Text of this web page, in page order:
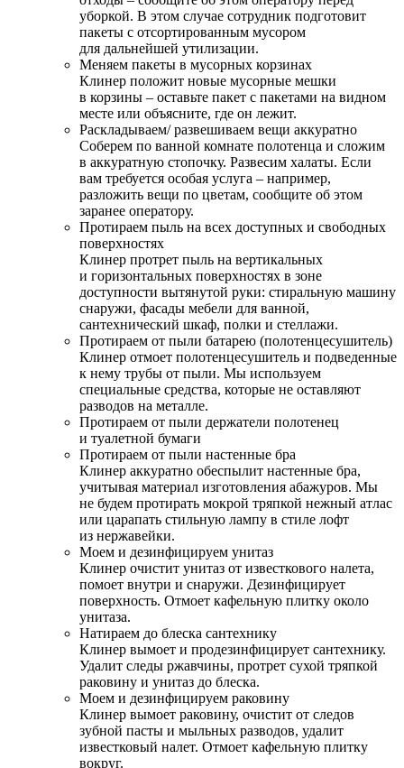
уборкой. В этом случае сотрудник подготовит
пакеты с отсортированным мусором
для дальнейшей утилизации.
Меняем пакеты в мусорных корзинах
Клинер положит новые мусорные мешки
в корзины – оставьте пакет с пакетами на видном
месте или объясните, где он лежит.
Раскладываем/ развешиваем вещи аккуратно
Соберем по ванной комнате полотенца и сложим
в аккуратную стопочку. Развесим халаты. Если
вам требуется особая услуга – например,
разложить вещи по цветам, сообщите об этом
заранее оператору.
Протираем пыль на всех доступных и свободных
поверхностях
Клинер протрет пыль на вертикальных
и горизонтальных поверхностях в зоне
доступности вытянутой руки: стиральную машину
снаружи, фасады мебели для ванной,
сантехнический шкаф, полки и стеллажи.
Протираем от пыли батарею (полотенцесушитель)
Клинер отмоет полотенцесушитель и подведенные
к нему трубы от пыли. Мы используем
специальные средства, которые не оставляют
разводов на металле.
Протираем от пыли держатели полотенец
и туалетной бумаги
Протираем от пыли настенные бра
Клинер аккуратно обеспылит настенные бра,
учитывая материал изготовления абажуров. Мы
не будем протирать мокрой тряпкой нежный атлас
или царапать стильную лампу в стиле лофт
из нержавейки.
Моем и дезинфицируем унитаз
Клинер очистит унитаз от известкового налета,
помоет внутри и снаружи. Дезинфицирует
поверхность. Отмоет кафельную плитку около
унитаза.
Натираем до блеска сантехнику
Клинер вымоет и продезинфицирует сантехнику.
Удалит следы ржавчины, протрет сухой тряпкой
раковину и унитаз до блеска.
Моем и дезинфицируем раковину
Клинер вымоет раковину, очистит от следов
зубной пасты и мыльных разводов, удалит
известковый налет. Отмоет кафельную плитку
вокруг.